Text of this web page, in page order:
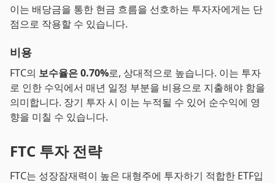
이는 배당금을 통한 현금 흐름을 선호하는 투자자에게는 단
점으로 작용할 수 있습니다.
비용
FTC의 보수율은 0.70%로, 상대적으로 높습니다. 이는 투자
로 인한 수익에서 매년 일정 부분을 비용으로 지출해야 함을
의미합니다. 장기 투자 시 이는 누적될 수 있어 순수익에 영
향을 미칠 수 있습니다.
FTC 투자 전략
FTC는 성장잠재력이 높은 대형주에 투자하기 적합한 ETF입